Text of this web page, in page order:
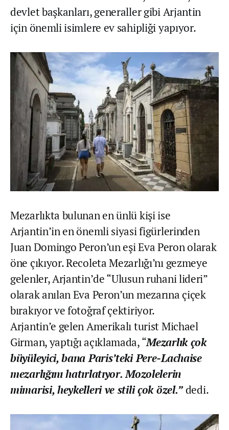
devlet başkanları, generaller gibi Arjantin
için önemli isimlere ev sahipliği yapıyor.
Mezarlıkta bulunan en ünlü kişi ise
Arjantin’in en önemli siyasi figürlerinden
Juan Domingo Peron’un eşi Eva Peron olarak
öne çıkıyor. Recoleta Mezarlığı’nı gezmeye
gelenler, Arjantin’de “Ulusun ruhani lideri”
olarak anılan Eva Peron’un mezarına çiçek
bırakıyor ve fotoğraf çektiriyor.
Arjantin’e gelen Amerikalı turist Michael
Girman, yaptığı açıklamada, “Mezarlık çok
büyüleyici, bana Paris’teki Pere-Lachaise
mezarlığını hatırlatıyor. Mozolelerin
mimarisi, heykelleri ve stili çok özel.”dedi.